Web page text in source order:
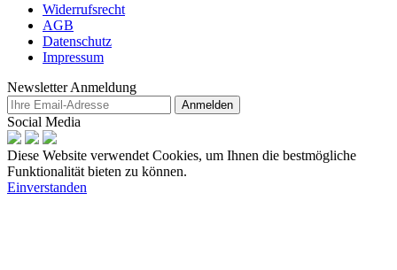
Widerrufsrecht
AGB
Datenschutz
Impressum
Newsletter Anmeldung
Anmelden
Social Media
Diese Website verwendet Cookies, um Ihnen die bestmögliche
Funktionalität bieten zu können.
Einverstanden